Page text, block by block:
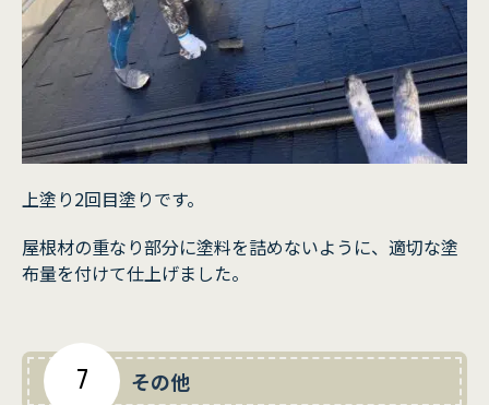
上塗り2回目塗りです。
屋根材の重なり部分に塗料を詰めないように、適切な塗
布量を付けて仕上げました。
7 その他